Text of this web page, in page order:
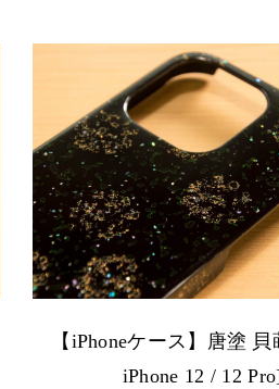
【iPhoneケース】唐塗
iPhone 12 / 12